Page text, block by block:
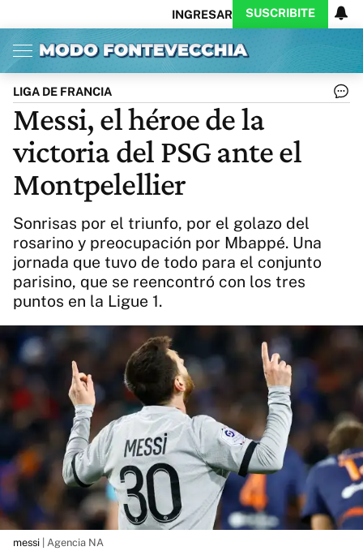
INGRESAR SUSCRIBITE
Inicio Ahora
Opinión
Política
Ciencia
Cultura
Arte
Educación
Internacional
Clima
Deportes
CARAS
Exitoina
Turismo
Videos
Córdoba
Business
Noticias
Caras
Exitoina
Gaming
Vivo
Diario del Juicio
Actualidad
LIGA DE FRANCIA
Messi, el héroe de la
victoria del PSG ante el
Montpelellier
Sonrisas por el triunfo, por el golazo del
rosarino y preocupación por Mbappé. Una
jornada que tuvo de todo para el conjunto
parisino, que se reencontró con los tres
puntos en la Ligue 1.
messi | Agencia NA